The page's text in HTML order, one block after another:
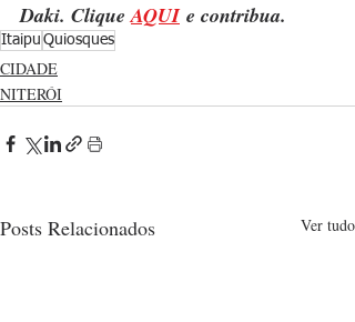
Daki. Clique AQUI e contribua.
Itaipu Quiosques
CIDADE
NITERÓI
Posts Relacionados Ver tudo